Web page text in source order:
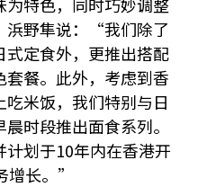
浜野隼说：“我们除了
定食外，更推出搭配
餐。此外，考虑到香
米饭，我们特别与日
时段推出面食系列。
划于10年内在香港开
增长。”